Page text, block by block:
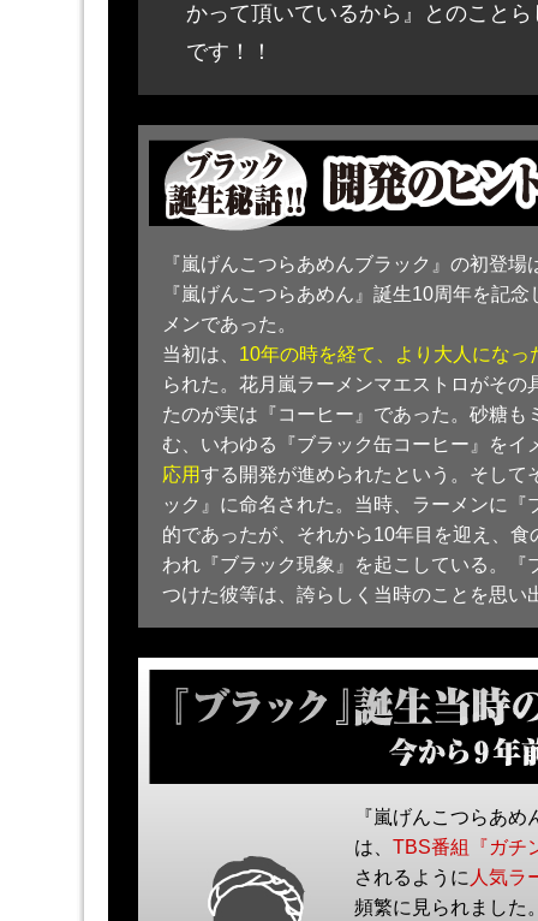
かって頂いているから』とのことら
です！！
『嵐げんこつらあめんブラック』の初登
『嵐げんこつらあめん』誕生10周年を記
メンであった。
当初は、 10年の時を経て、より大人になっ
られた。花月嵐ラーメンマエストロがそ
たのが実は『コーヒー』であった。砂糖も
む、いわゆる『ブラック缶コーヒー』をイ
応用する開発が進められたという。そして
ック』に命名された。当時、ラーメンに
的であったが、それから10年目を迎え、
われ『ブラック現象』を起こしている。
つけた彼等は、誇らしく当時のことを思い
『嵐げんこつらあ
は、 TBS番組『ガチ
されるように 人気ラ
頻繁に見られました